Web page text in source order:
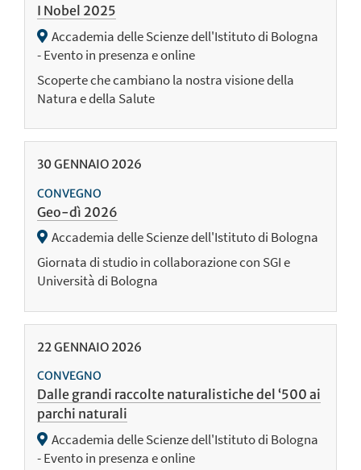
I Nobel 2025
Accademia delle Scienze dell'Istituto di Bologna
- Evento in presenza e online
Scoperte che cambiano la nostra visione della
Natura e della Salute
30GENNAIO 2026
CONVEGNO
Geo-dì 2026
Accademia delle Scienze dell'Istituto di Bologna
Giornata di studio in collaborazione con SGI e
Università di Bologna
22GENNAIO 2026
CONVEGNO
Dalle grandi raccolte naturalistiche del ‘500 ai
parchi naturali
Accademia delle Scienze dell'Istituto di Bologna
- Evento in presenza e online